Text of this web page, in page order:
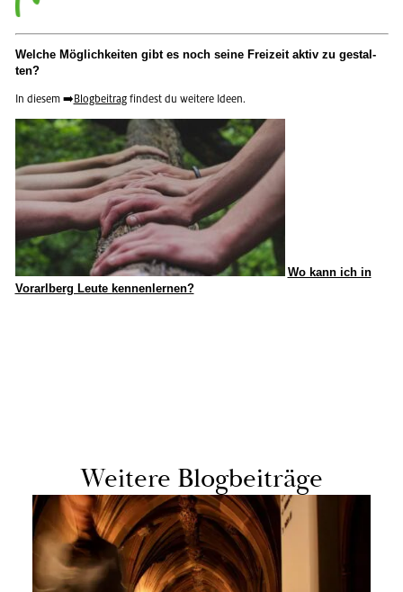
Wel­che Mög­lich­kei­ten gibt es noch seine Frei­zeit aktiv zu ge­stal­
ten?
In die­sem ➡️Blog­bei­tragfin­dest du wei­te­re Ideen.
Wo kann ich in
Vor­arl­berg Leute ken­nen­ler­nen?
Wei­te­re Blog­bei­trä­ge